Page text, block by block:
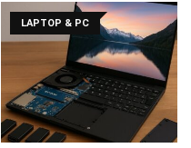
LAPTOP & PC